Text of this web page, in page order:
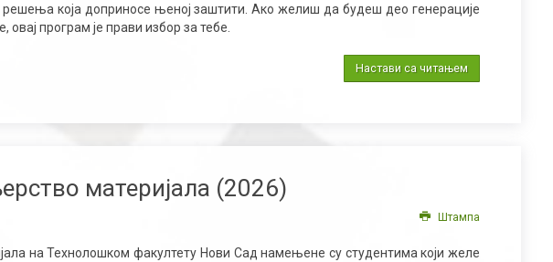
која доприносе њеној заштити. Ако желиш да будеш део генерације
овај програмје прави избор за тебе.
Настави са читањем
материјала (2026)
Штампа
на Технолошком факултету Нови Сад намењене су студентима који желе